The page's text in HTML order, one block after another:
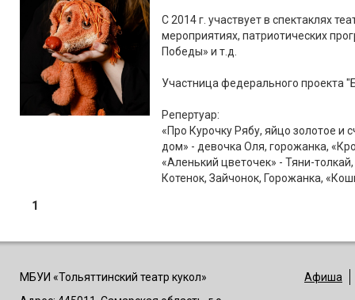
С 2014 г. участвует в спектаклях
мероприятиях, патриотических
Победы» и т.д.
Участница федерального проекта
Репертуар:
«Про Курочку Рябу, яйцо золотое и
дом» - девочка Оля, горожанка,
«Аленький цветочек» - Тяни-
Котенок, Зайчонок, Горожанка,
1
МБУИ «Тольяттинский театр кукол»
Афиша